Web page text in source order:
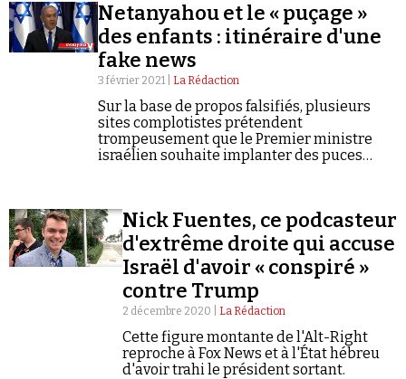
Netanyahou et le « puçage »
des enfants : itinéraire d'une
fake news
3 février 2021 | La Rédaction
Sur la base de propos falsifiés, plusieurs
sites complotistes prétendent
trompeusement que le Premier ministre
israélien souhaite implanter des puces
Nick Fuentes, ce podcasteur
d'extrême droite qui accuse
Israël d'avoir « conspiré »
contre Trump
2 décembre 2020 | La Rédaction
Cette figure montante de l'Alt-Right
reproche à Fox News et à l'État hébreu
d'avoir trahi le président sortant.